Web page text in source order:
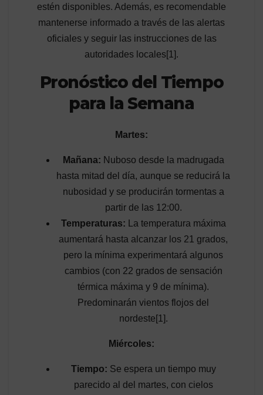
estén disponibles. Además, es recomendable
mantenerse informado a través de las alertas
oficiales y seguir las instrucciones de las
autoridades locales[1].
Pronóstico del Tiempo
para la Semana
Martes:
Mañana: Nuboso desde la madrugada
hasta mitad del día, aunque se reducirá la
nubosidad y se producirán tormentas a
partir de las 12:00.
Temperaturas: La temperatura máxima
aumentará hasta alcanzar los 21 grados,
pero la mínima experimentará algunos
cambios (con 22 grados de sensación
térmica máxima y 9 de mínima).
Predominarán vientos flojos del
nordeste[1].
Miércoles:
Tiempo: Se espera un tiempo muy
parecido al del martes, con cielos